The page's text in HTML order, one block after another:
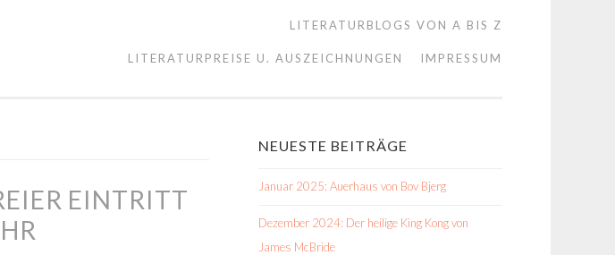
LITERATURBLOGS VON A BIS Z
LITERATURPREISE U. AUSZEICHNUNGEN IMPRESSUM
EINTRITT
NEUESTE BEITRÄGE
Januar 2025: Auerhaus von Bov Bjerg
Dezember 2024: Der heilige King Kong von
James McBride